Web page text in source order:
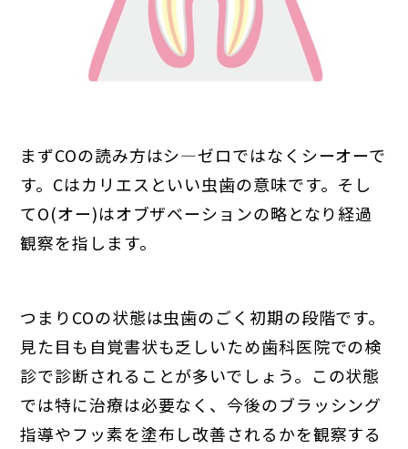
まずCOの読み方はシ―ゼロではなくシーオーで
す。Cはカリエスといい虫歯の意味です。そし
てO(オー)はオブザベーションの略となり経過
観察を指します。
つまりCOの状態は虫歯のごく初期の段階です。
見た目も自覚書状も乏しいため歯科医院での検
診で診断されることが多いでしょう。この状態
では特に治療は必要なく、今後のブラッシング
指導やフッ素を塗布し改善されるかを観察する